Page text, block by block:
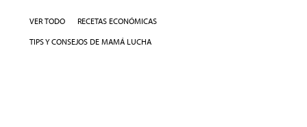
VER TODO
RECETAS ECONÓMICAS
TIPS Y CONSEJOS DE MAMÁ LUCHA